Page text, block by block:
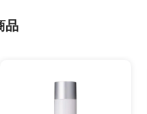
品